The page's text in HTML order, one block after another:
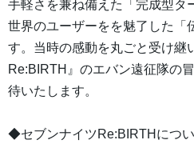
手軽さを兼ね備えた「完成型タ
世界のユーザーをを魅了した「
す。当時の感動を丸ごと受け継
Re:BIRTH』のエバン遠征隊の
待いたします。
◆セブンナイツRe:BIRTHにつ